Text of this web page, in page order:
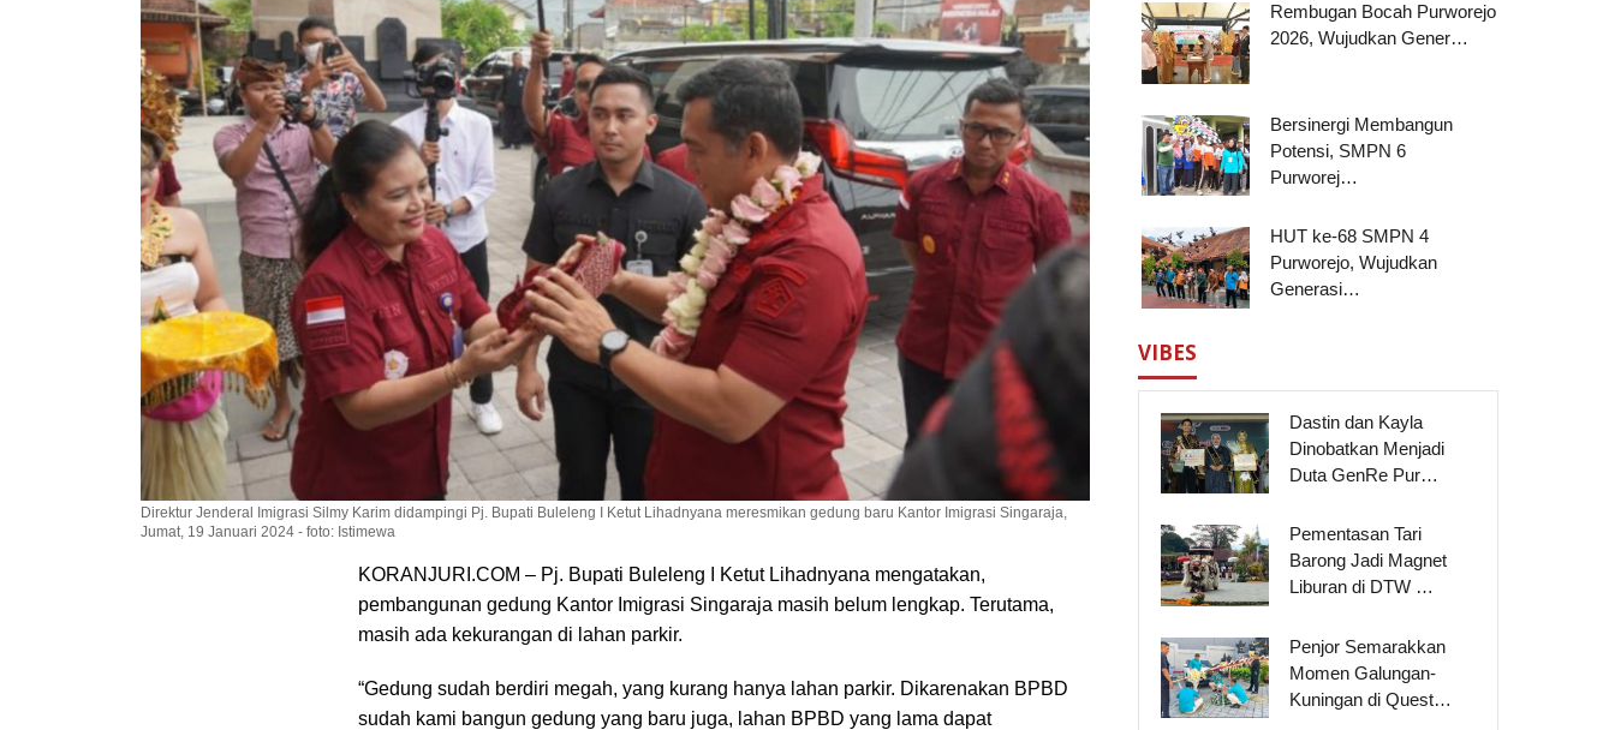
Pakai
Lahan
BPBD
Direktur Jenderal Imigrasi Silmy Karim didampingi Pj. Bupati Buleleng I Ketut Lihadnyana meresmikan gedung baru Kantor Imigrasi Singaraja,
Jumat, 19 Januari 2024 - foto: Istimewa
KORANJURI.COM – Pj. Bupati Buleleng I Ketut Lihadnyana mengatakan,
pembangunan gedung Kantor Imigrasi Singaraja masih belum lengkap. Terutama,
masih ada kekurangan di lahan parkir.
“Gedung sudah berdiri megah, yang kurang hanya lahan parkir. Dikarenakan BPBD
sudah kami bangun gedung yang baru juga, lahan BPBD yang lama dapat
Rembugan Bocah Purworejo
2026, Wujudkan Gener…
Bersinergi Membangun
Potensi, SMPN 6
Purworej…
HUT ke-68 SMPN 4
Purworejo, Wujudkan
Generasi…
VIBES
Dastin dan Kayla
Dinobatkan Menjadi
Duta GenRe Pur…
Pementasan Tari
Barong Jadi Magnet
Liburan di DTW …
Penjor Semarakkan
Momen Galungan-
Kuningan di Quest…